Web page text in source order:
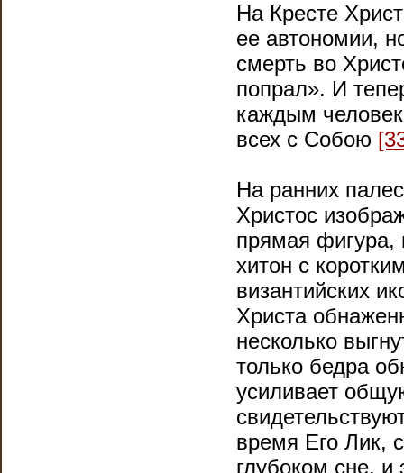
На Кресте
ее автономии,
смерть во
попрал». И
каждым
всех с Собою
На ранних
Христос
прямая фигура,
хитон с
византийских
Христа
несколько
только бедра
усиливает
время Его Лик,
глубоком сне, и